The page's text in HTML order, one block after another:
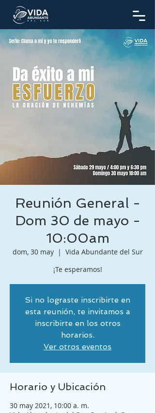
Reunión General -
Dom 30 de mayo -
10:00am
dom, 30 may
  |
Vida Abundante del Sur
¡Te esperamos!
Si no lograste inscribirte en
esta reunión, te invitamos a
inscribirte en los otros
horarios.
Ver otros eventos
Horario y Ubicación
30 may 2021, 10:00 a. m.